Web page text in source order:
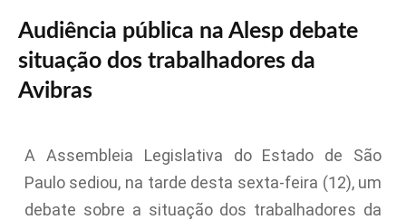
Audiência pública na Alesp debate
situação dos trabalhadores da
Avibras
A Assembleia Legislativa do Estado de São
Paulo sediou, na tarde desta sexta-feira (12), um
debate sobre a situação dos trabalhadores da